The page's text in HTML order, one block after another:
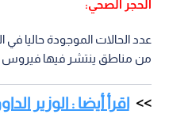
الحجر الصحي:
عدد الحالات الموجودة حاليا
من مناطق ينتشر فيها فيروس
اقرأ أيضا : الوزير